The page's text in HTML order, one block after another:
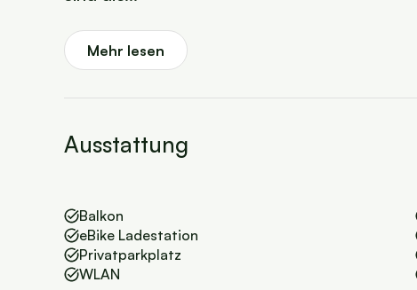
Mehr lesen
Ausstattung
Balkon
eBike Ladestation
Privatparkplatz
WLAN